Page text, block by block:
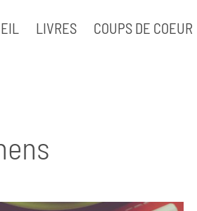
LIVRES COUPS DE COEUR